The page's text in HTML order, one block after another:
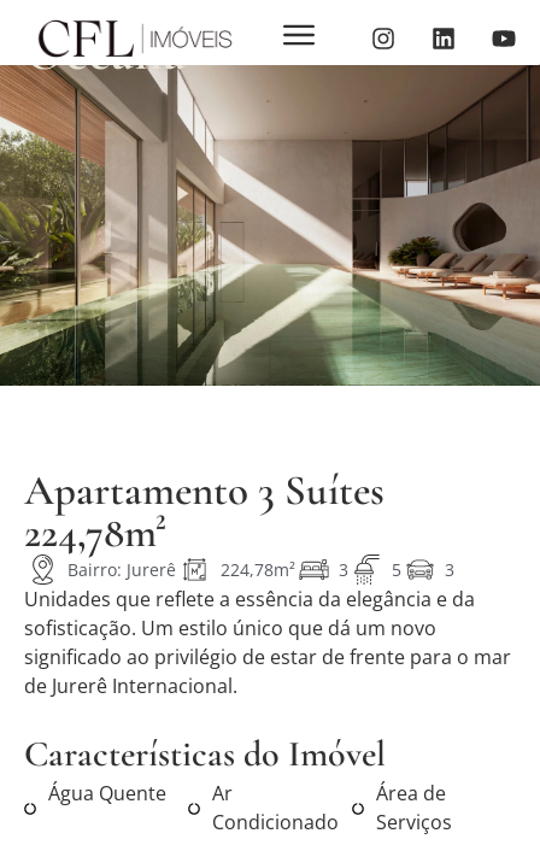
Oceana
Apartamento 3 Suítes
224,78m²
Bairro: Jurerê 224,78m² 3 5 3
Unidades que reflete a essência da elegância e da
sofisticação. Um estilo único que dá um novo
significado ao privilégio de estar de frente para o mar
de Jurerê Internacional.
Características do Imóvel
Água Quente
Ar
Condicionado
Área de
Serviços